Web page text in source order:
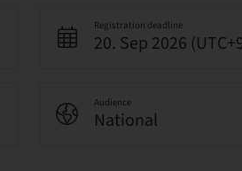
Registration deadline
20. Sep 2026
Audience
National